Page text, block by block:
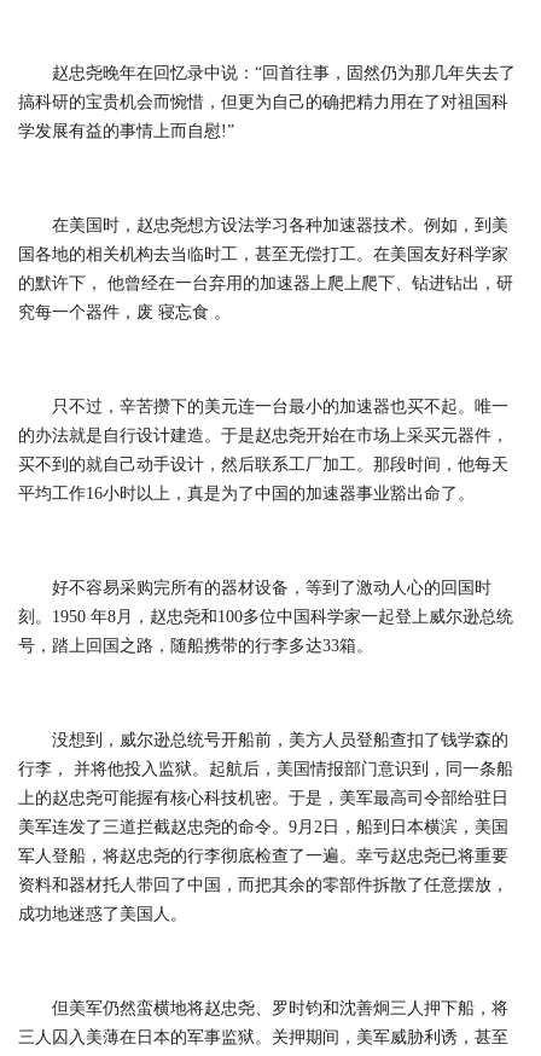
赵忠尧晚年在回忆录中说：“回首往事，固然仍为那几年失去了
搞科研的宝贵机会而惋惜，但更为自己的确把精力用在了对祖国科
学发展有益的事情上而自慰!”
在美国时，赵忠尧想方设法学习各种加速器技术。例如，到美
国各地的相关机构去当临时工，甚至无偿打工。在美国友好科学家
的默许下， 他曾经在一台弃用的加速器上爬上爬下、钻进钻出，研
究每一个器件，废 寝忘食 。
只不过，辛苦攒下的美元连一台最小的加速器也买不起。唯一
的办法就是自行设计建造。于是赵忠尧开始在市场上采买元器件，
买不到的就自己动手设计，然后联系工厂加工。那段时间，他每天
平均工作16小时以上，真是为了中国的加速器事业豁出命了。
好不容易采购完所有的器材设备，等到了激动人心的回国时
刻。1950 年8月，赵忠尧和100多位中国科学家一起登上威尔逊总统
号，踏上回国之路，随船携带的行李多达33箱。
没想到，威尔逊总统号开船前，美方人员登船查扣了钱学森的
行李， 并将他投入监狱。起航后，美国情报部门意识到，同一条船
上的赵忠尧可能握有核心科技机密。于是，美军最高司令部给驻日
美军连发了三道拦截赵忠尧的命令。9月2日，船到日本横滨，美国
军人登船，将赵忠尧的行李彻底检查了一遍。幸亏赵忠尧已将重要
资料和器材托人带回了中国，而把其余的零部件拆散了任意摆放，
成功地迷惑了美国人。
但美军仍然蛮横地将赵忠尧、罗时钧和沈善炯三人押下船，将
三人囚入美薄在日本的军事监狱。关押期间，美军威胁利诱，甚至